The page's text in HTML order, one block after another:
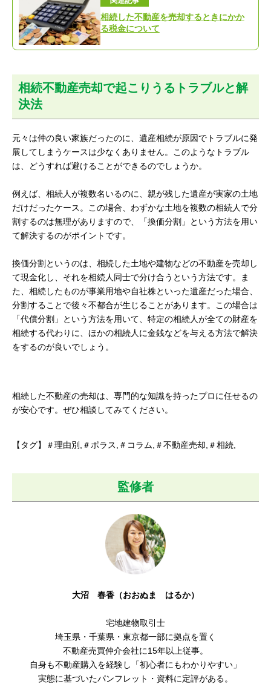
相続した不動産を売却するときにかか
る税金について
相続不動産売却で起こりうるトラブルと解
決法
元々は仲の良い家族だったのに、遺産相続が原因でトラブルに発
展してしまうケースは少なくありません。このようなトラブル
は、どうすれば避けることができるのでしょうか。
例えば、相続人が複数名いるのに、親が残した遺産が実家の土地
だけだったケース。この場合、わずかな土地を複数の相続人で分
割するのは無理がありますので、「換価分割」という方法を用い
て解決するのがポイントです。
換価分割というのは、相続した土地や建物などの不動産を売却し
て現金化し、それを相続人同士で分け合うという方法です。ま
た、相続したものが事業用地や自社株といった遺産だった場合、
分割することで後々不都合が生じることがあります。この場合は
「代償分割」という方法を用いて、特定の相続人が全ての財産を
相続する代わりに、ほかの相続人に金銭などを与える方法で解決
をするのが良いでしょう。
相続した不動産の売却は、専門的な知識を持ったプロに任せるの
が安心です。ぜひ相談してみてください。
【タグ】＃理由別,＃ポラス,＃コラム,＃不動産売却,＃相続,
監修者
大沼 春香（おおぬま はるか）
宅地建物取引士
埼玉県・千葉県・東京都一部に拠点を置く
不動産売買仲介会社に15年以上従事。
自身も不動産購入を経験し「初心者にもわかりやすい 」
実態に基づいたパンフレット・資料に定評がある。